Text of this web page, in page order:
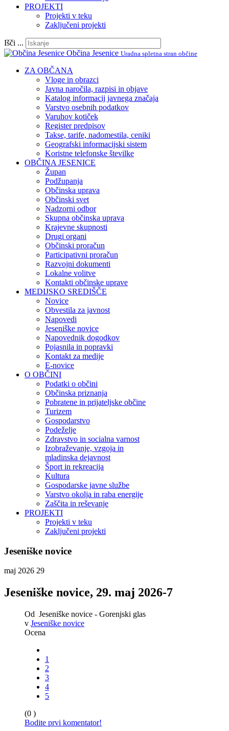
PROJEKTI
Projekti v teku
Zaključeni projekti
Išči ...
Občina Jesenice Uradna spletna stran občine
ZA OBČANA
Vloge in obrazci
Javna naročila, razpisi in objave
Katalog informacij javnega značaja
Varstvo osebnih podatkov
Varuhov kotiček
Register predpisov
Takse, tarife, nadomestila, ceniki
Geografski informacijski sistem
Koristne telefonske številke
OBČINA JESENICE
Župan
Podžupanja
Občinska uprava
Občinski svet
Nadzorni odbor
Skupna občinska uprava
Krajevne skupnosti
Drugi organi
Občinski proračun
Participativni proračun
Razvojni dokumenti
Lokalne volitve
Kontakti občinske uprave
MEDIJSKO SREDIŠČE
Novice
Obvestila za javnost
Napovedi
Jeseniške novice
Napovednik dogodkov
Pojasnila in popravki
Kontakt za medije
E-novice
O OBČINI
Podatki o občini
Občinska priznanja
Pobratene in prijateljske občine
Turizem
Gospodarstvo
Podeželje
Zdravstvo in socialna varnost
Izobraževanje, vzgoja in
mladinska dejavnost
Šport in rekreacija
Kultura
Gospodarske javne službe
Varstvo okolja in raba energije
Zaščita in reševanje
PROJEKTI
Projekti v teku
Zaključeni projekti
Jeseniške novice
maj 2026 29
Jeseniške novice, 29. maj 2026-7
Od Jeseniške novice - Gorenjski glas
v Jeseniške novice
Ocena
1
2
3
4
5
(0 )
Bodite prvi komentator!